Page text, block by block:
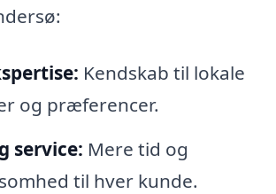
Kendskab til lokale
og præferencer.
service: Mere tid og
til hver kunde.